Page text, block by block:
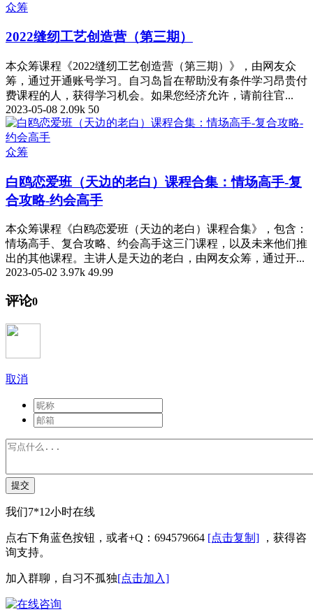
众筹
2022缝纫工艺创造营（第三期）
本众筹课程《2022缝纫工艺创造营（第三期）》，由网友众
筹，通过开通账号学习。自习岛旨在帮助没有条件学习昂贵付
费课程的人，获得学习机会。如果您经济允许，请前往官...
2023-05-08 2.09k 50
众筹
白鸥恋爱班（天边的老白）课程合集：情场高手-复
合攻略-约会高手
本众筹课程《白鸥恋爱班（天边的老白）课程合集》，包含：
情场高手、复合攻略、约会高手这三门课程，以及未来他们推
出的其他课程。主讲人是天边的老白，由网友众筹，通过开...
2023-05-02 3.97k 49.99
评论0
取消
提交
我们7*12小时在线
点右下角蓝色按钮，或者+Q：694579664 [点击复制] ，获得咨
询支持。
加入群聊，自习不孤独[点击加入]